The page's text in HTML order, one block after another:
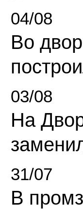
04/08
Во
03/08
На
31/07
В